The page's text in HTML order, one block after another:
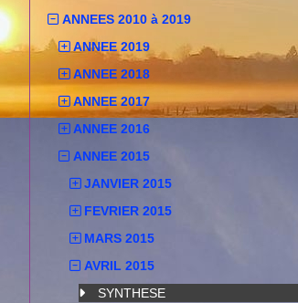
ANNEES 2010 à 2019
ANNEE 2019
ANNEE 2018
ANNEE 2017
ANNEE 2016
ANNEE 2015
JANVIER 2015
FEVRIER 2015
MARS 2015
AVRIL 2015
SYNTHESE